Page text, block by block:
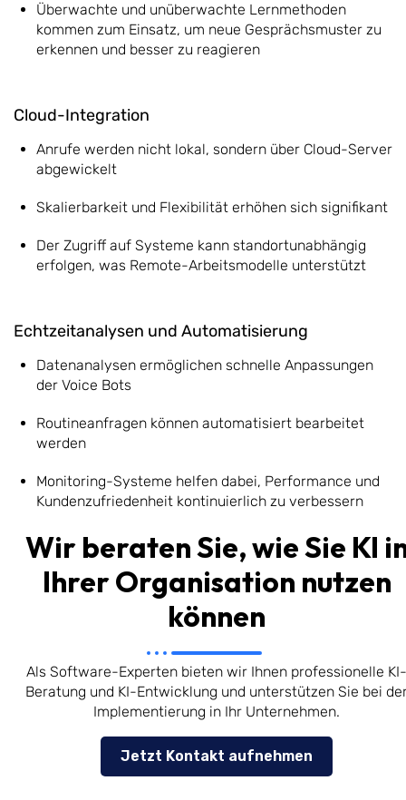
Überwachte und unüberwachte Lernmethoden
kommen zum Einsatz, um neue Gesprächsmuster zu
erkennen und besser zu reagieren
Cloud-Integration
Anrufe werden nicht lokal, sondern über Cloud-Server
abgewickelt
Skalierbarkeit und Flexibilität erhöhen sich signifikant
Der Zugriff auf Systeme kann standortunabhängig
erfolgen, was Remote-Arbeitsmodelle unterstützt
Echtzeitanalysen und Automatisierung
Datenanalysen ermöglichen schnelle Anpassungen
der Voice Bots
Routineanfragen können automatisiert bearbeitet
werden
Monitoring-Systeme helfen dabei, Performance und
Kundenzufriedenheit kontinuierlich zu verbessern
Wir beraten Sie, wie Sie KI
Ihrer Organisation nutzen
können
Als Software-Experten bieten wir Ihnen professionelle KI-
Beratung und KI-Entwicklung und unterstützen Sie bei
Implementierung in Ihr Unternehmen.
Jetzt Kontakt aufnehmen